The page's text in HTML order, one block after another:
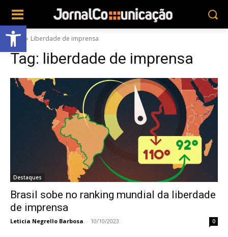
Abrir a barra de ferramentas
Tags Liberdade de imprensa
Tag: liberdade de imprensa
Destaques
Brasil sobe no ranking mundial da liberdade
de imprensa
Leticia Negrello Barbosa - 10/10/2023 0